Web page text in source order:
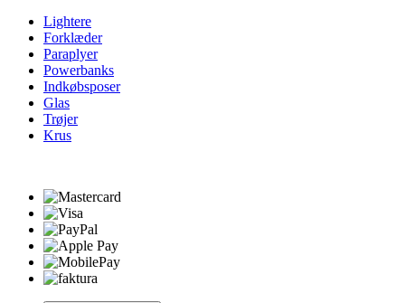
Lightere
Forklæder
Paraplyer
Powerbanks
Indkøbsposer
Glas
Trøjer
Krus